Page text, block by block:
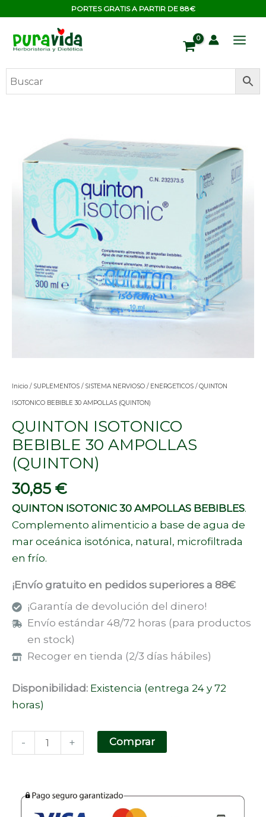
contenido
PORTES GRATIS A PARTIR DE 88€
Inicio / SUPLEMENTOS / SISTEMA NERVIOSO / ENERGETICOS / QUINTON
ISOTONICO BEBIBLE 30 AMPOLLAS (QUINTON)
QUINTON ISOTONICO
BEBIBLE 30 AMPOLLAS
(QUINTON)
30,85 €
QUINTON ISOTONIC 30 AMPOLLAS BEBIBLES.
Complemento alimenticio a base de agua de
mar oceánica isotónica, natural, microfiltrada
en frío.
¡Envío gratuito en pedidos superiores a 88€
¡Garantía de devolución del dinero!
Envío estándar 48/72 horas (para productos
en stock)
Recoger en tienda (2/3 días hábiles)
Disponibilidad: Existencia (entrega 24 y 72
horas)
-
ISOTONICO
BEBIBLE
AMPOLLAS
(QUINTON)
cantidad
+ Comprar